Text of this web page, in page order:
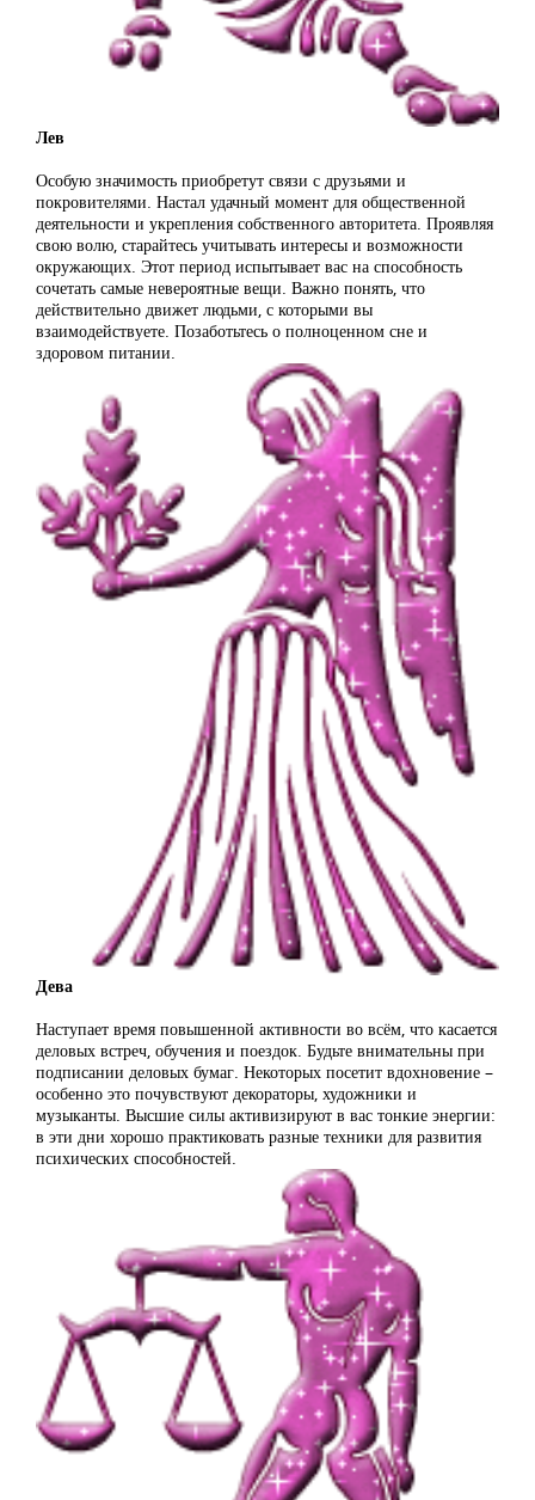
Лев
Особую значимость приобретут связи с друзьями и
покровителями. Настал удачный момент для общественной
деятельности и укрепления собственного авторитета. Проявляя
свою волю, старайтесь учитывать интересы и возможности
окружающих. Этот период испытывает вас на способность
сочетать самые невероятные вещи. Важно понять, что
действительно движет людьми, с которыми вы
взаимодействуете. Позаботьтесь о полноценном сне и
здоровом питании.
Дева
Наступает время повышенной активности во всём, что касается
деловых встреч, обучения и поездок. Будьте внимательны при
подписании деловых бумаг. Некоторых посетит вдохновение –
особенно это почувствуют декораторы, художники и
музыканты. Высшие силы активизируют в вас тонкие энергии:
в эти дни хорошо практиковать разные техники для развития
психических способностей.